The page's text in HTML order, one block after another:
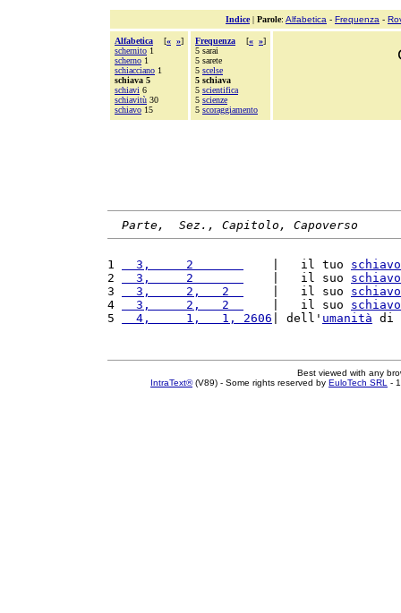
Indice| Parole: Alfabetica - Frequenza -
Alfabetica [« »]
schernito 1
scherno 1
schiacciano 1
schiava 5
schiavi 6
schiavitù 30
schiavo 15
Frequenza [« »]
5 sarai
5 sarete
5 scelse
5 schiava
5 scientifica
5 scienze
5 scoraggiamento
Parte,  Sez., Capitolo, Capoverso
1
  3,     2
    |   il tuo
schiavo
2
  3,     2
    |   il suo
schiavo
3
  3,     2,   2
    |   il suo
schiavo
4
  3,     2,   2
    |   il suo
schiavo
5
  4,     1,   1, 2606
| dell' umanità di
Best viewed with any
IntraText®(V89) - Some rights reserved by EuloTech SRL -